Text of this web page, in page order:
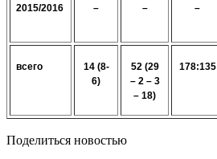
2015/2016 – – –
всего
14 (8-
6)
52 (29
– 2 – 3
– 18)
178:135
Поделиться новостью